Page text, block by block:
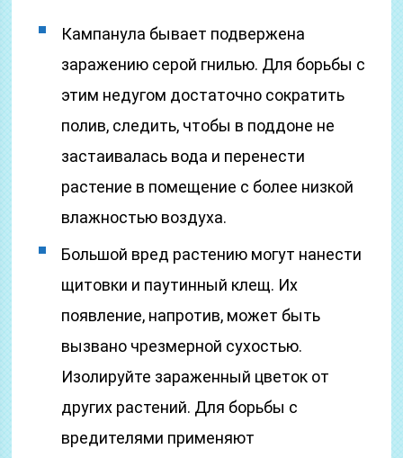
Кампанула бывает подвержена
заражению серой гнилью. Для борьбы с
этим недугом достаточно сократить
полив, следить, чтобы в поддоне не
застаивалась вода и перенести
растение в помещение с более низкой
влажностью воздуха.
Большой вред растению могут нанести
щитовки и паутинный клещ. Их
появление, напротив, может быть
вызвано чрезмерной сухостью.
Изолируйте зараженный цветок от
других растений. Для борьбы с
вредителями применяют